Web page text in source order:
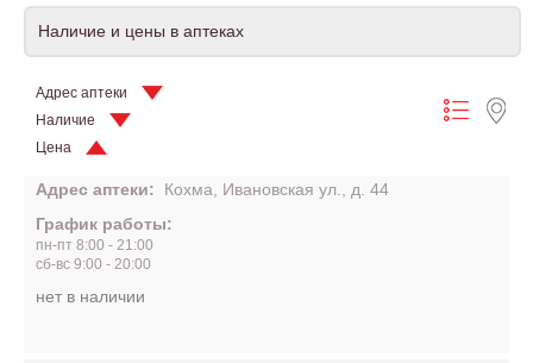
Наличие и цены в аптеках
Адрес аптеки
Наличие
Цена
Адрес аптеки:
Кохма, Ивановская ул., д. 44
График работы:
пн-пт 8:00 - 21:00
сб-вс 9:00 - 20:00
нет в наличии